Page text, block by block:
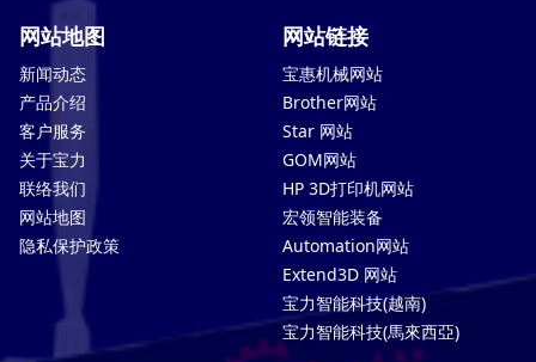
网站地图
新闻动态
产品介绍
客户服务
关于宝力
联络我们
网站地图
隐私保护政策
网站链接
宝惠机械网站
Brother网站
Star 网站
GOM网站
HP 3D打印机网站
宏领智能装备
Automation网站
Extend3D 网站
宝力智能科技(越南)
宝力智能科技(馬來西亞)